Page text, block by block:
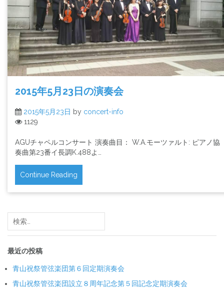
2015年5月23日の演奏会
2015年5月23日 by concert-info
1129
AGUチャペルコンサート 演奏曲目： W.A.モーツァルト: ピアノ協
奏曲第23番イ長調K.488よ…
Continue Reading
索:
最近の投稿
青山祝祭管弦楽団第６回定期演奏会
青山祝祭管弦楽団設立８周年記念第５回記念定期演奏会